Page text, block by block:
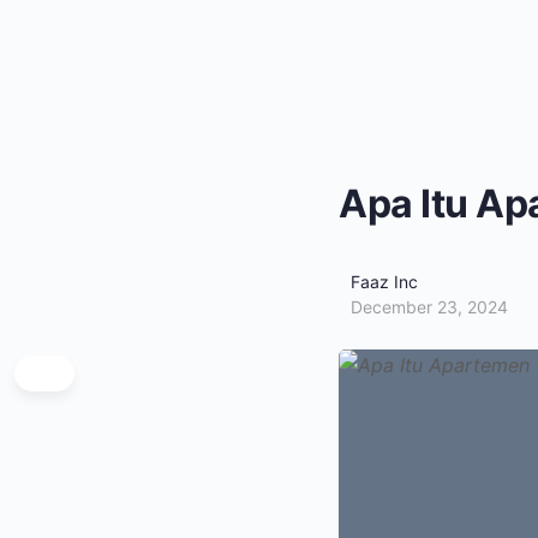
Apa Itu
Faaz Inc
December 23, 2024